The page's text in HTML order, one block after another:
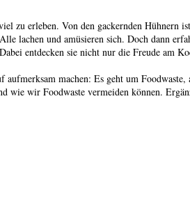
erleben. Von den gackernden Hühnern
lachen und amüsieren sich. Doch dann
entdecken sie nicht nur die Freude am
machen: Es geht um
wir Foodwaste vermeiden können.